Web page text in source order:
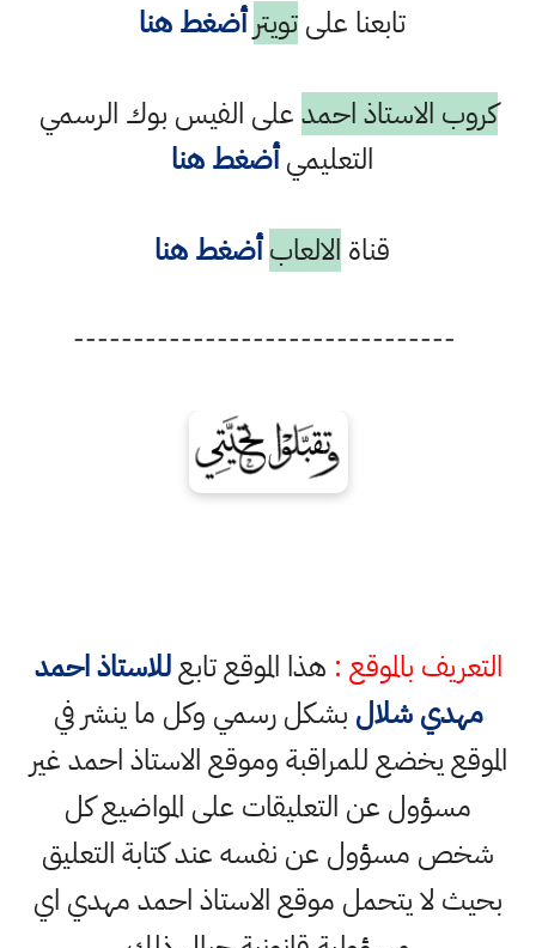
تابعنا علىتويتر أضغط هنا
كروب الاستاذ احمدعلى الفيس بوك الرسمي
التعليميأضغط هنا
قناة الالعاب أضغط هنا
--------------------------------
التعريف بالموقع : هذا الموقع تابعللاستاذ احمد
مهدي شلال بشكل رسمي وكل ما ينشر في
الموقع يخضع للمراقبة وموقع الاستاذ احمد غير
مسؤول عن التعليقات على المواضيع كل
شخص مسؤول عن نفسه عند كتابة التعليق
بحيث لا يتحمل موقع الاستاذ احمد مهدي اي